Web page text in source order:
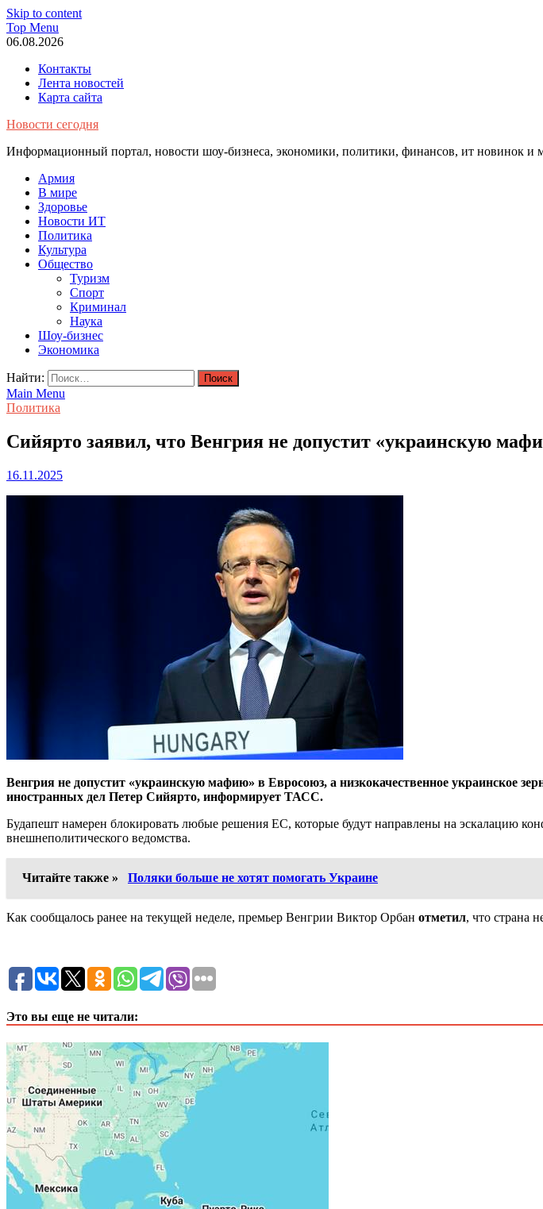
Skip to content
Top Menu
06.08.2026
Контакты
Лента новостей
Карта сайта
Новости сегодня
Информационный портал, новости шоу-бизнеса, экономики, политики, финансов, ит новинок и
Армия
В мире
Здоровье
Новости ИТ
Политика
Культура
Общество
Туризм
Спорт
Криминал
Наука
Шоу-бизнес
Экономика
Найти:
Main Menu
Политика
Сийярто заявил, что Венгрия не допустит «украинскую
16.11.2025
Венгрия не допустит «украинскую мафию» в Евросоюз, а низкокачественное украинское
иностранных дел Петер Сийярто, информирует ТАСС.
Будапешт намерен блокировать любые решения ЕС, которые будут направлены на эскалацию
внешнеполитического ведомства.
Читайте также » Поляки больше не хотят помогать Украине
Как сообщалось ранее на текущей неделе, премьер Венгрии Виктор Орбан отметил, что страна
Это вы еще не читали: